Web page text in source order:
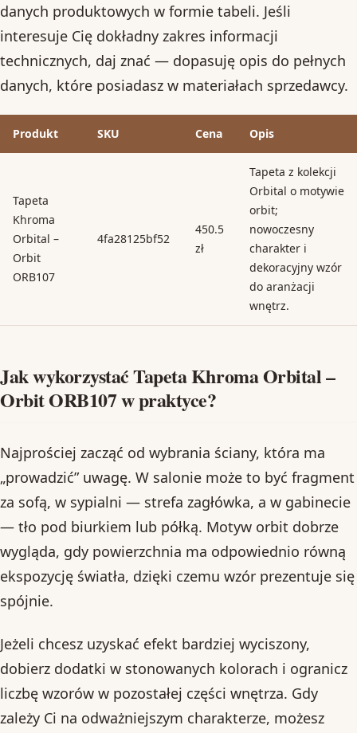
danych produktowych w formie tabeli. Jeśli
interesuje Cię dokładny zakres informacji
technicznych, daj znać — dopasuję opis do pełnych
danych, które posiadasz w materiałach sprzedawcy.
Produkt SKU Cena Opis
Tapeta
Khroma
Orbital –
Orbit
ORB107
4fa28125bf52
450.5
zł
Tapeta z kolekcji
Orbital o motywie
orbit;
nowoczesny
charakter i
dekoracyjny wzór
do aranżacji
wnętrz.
Jak wykorzystać Tapeta Khroma Orbital –
Orbit ORB107 w praktyce?
Najprościej zacząć od wybrania ściany, która ma
„prowadzić” uwagę. W salonie może to być fragment
za sofą, w sypialni — strefa zagłówka, a w gabinecie
— tło pod biurkiem lub półką. Motyw orbit dobrze
wygląda, gdy powierzchnia ma odpowiednio równą
ekspozycję światła, dzięki czemu wzór prezentuje się
spójnie.
Jeżeli chcesz uzyskać efekt bardziej wyciszony,
dobierz dodatki w stonowanych kolorach i ogranicz
liczbę wzorów w pozostałej części wnętrza. Gdy
zależy Ci na odważniejszym charakterze, możesz